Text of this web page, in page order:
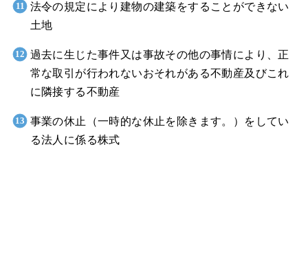
法令の規定により建物の建築をすることができない
土地
過去に生じた事件又は事故その他の事情により、正
常な取引が行われないおそれがある不動産及びこれ
に隣接する不動産
事業の休止（一時的な休止を除きます。）をしてい
る法人に係る株式